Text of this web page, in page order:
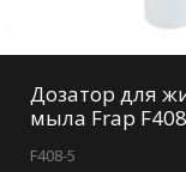
Дозатор для
мыла Frap
F408-5